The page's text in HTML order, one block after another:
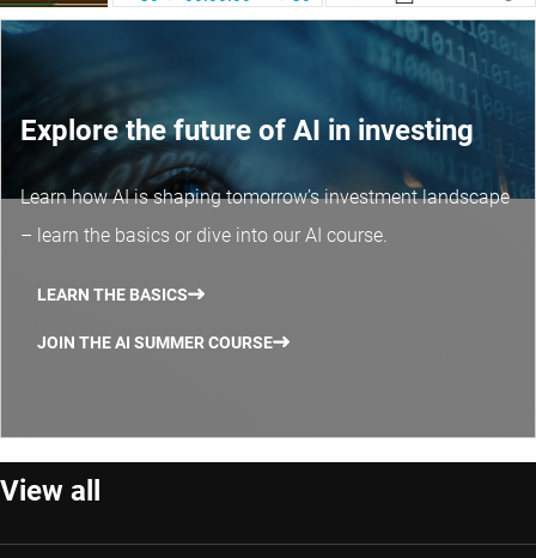
Explore the future of AI in investing
Learn how AI is shaping tomorrow’s investment landscape
– learn the basics or dive into our AI course.
LEARN THE BASICS
JOIN THE AI SUMMER COURSE
View all